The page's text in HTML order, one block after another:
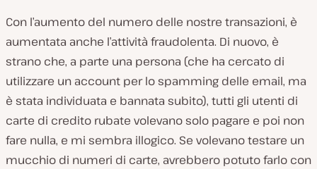
Con l’aumento del numero delle nostre transazioni, è
aumentata anche l’attività fraudolenta. Di nuovo, è
strano che, a parte una persona (che ha cercato di
utilizzare un account per lo spamming delle email, ma
è stata individuata e bannata subito), tutti gli utenti di
carte di credito rubate volevano solo pagare e poi non
fare nulla, e mi sembra illogico. Se volevano testare un
mucchio di numeri di carte, avrebbero potuto farlo con